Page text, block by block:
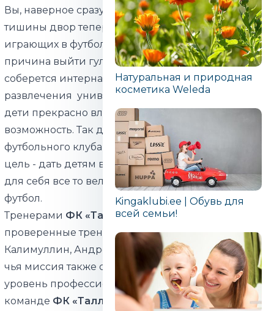
Вы, наверное сразу заметите, что вместо былой
тишины двор теперь наполнен криками детей,
играющих в футбол, у которых теперь есть
причина выйти гулять. Компания скорей всего
соберется интернациональная: спорт, игры и
развлечения универсальные языки, которыми
дети прекрасно владеют, если только дать им
возможность. Так думают члены и тренеры
футбольного клуба
ФК «Таллинн», потому что их
цель - дать детям возможность и ресурсы открыть
для себя все то великое, что может предложить
футбол.
Тренерами ФК «Таллинн» являются опытные и
проверенные тренеры, в их числе Андрей
Калимуллин, Андрей Степанов и Илья Кассинчук,
чья миссия также состоит в том, чтобы поднять
уровень профессионального футбола Эстонии. К
команде ФК «Таллинн»со временем
Натуральная и природная
косметика Weleda
Kingaklubi.ee | Обувь для
всей семьи!